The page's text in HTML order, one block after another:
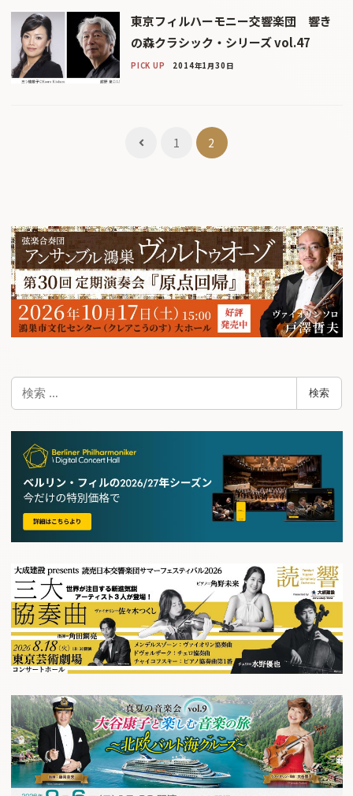
東京フィルハーモニー交響楽団 響き
の森クラシック・シリーズ vol.47
PICK UP 2014年1月30日
ゲ
ー
シ
ョ
ン
1 2
検
検索